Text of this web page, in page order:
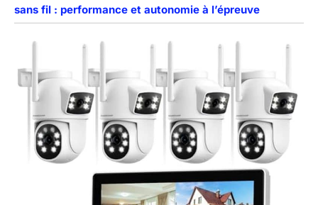
sans fil : performance et autonomie à l’épreuve